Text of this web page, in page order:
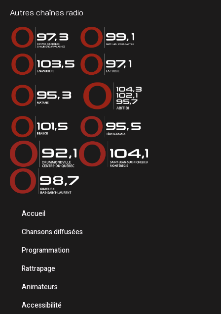
Autres chaînes radio
Accueil
Chansons diffusées
Programmation
Rattrapage
Animateurs
Accessibilité